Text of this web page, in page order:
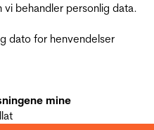
vi behandler personlig data.
dato for henvendelser
mine